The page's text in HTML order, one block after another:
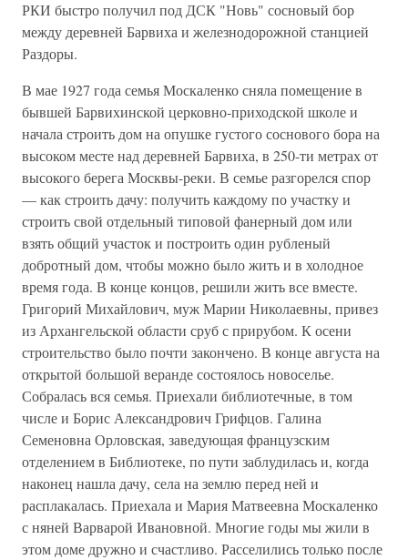
РКИ быстро получил под ДСК "Новь" сосновый бор
между деревней Барвиха и железнодорожной станцией
Раздоры.
В мае 1927 года семья Москаленко сняла помещение в
бывшей Барвихинской церковно-приходской школе и
начала строить дом на опушке густого соснового бора на
высоком месте над деревней Барвиха, в 250-ти метрах от
высокого берега Москвы-реки. В семье разгорелся спор
— как строить дачу: получить каждому по участку и
строить свой отдельный типовой фанерный дом или
взять общий участок и построить один рубленый
добротный дом, чтобы можно было жить и в холодное
время года. В конце концов, решили жить все вместе.
Григорий Михайлович, муж Марии Николаевны, привез
из Архангельской области сруб с прирубом. К осени
строительство было почти закончено. В конце августа на
открытой большой веранде состоялось новоселье.
Собралась вся семья. Приехали библиотечные, в том
числе и Борис Александрович Грифцов. Галина
Семеновна Орловская, заведующая французским
отделением в Библиотеке, по пути заблудилась и, когда
наконец нашла дачу, села на землю перед ней и
расплакалась. Приехала и Мария Матвеевна Москаленко
с няней Варварой Ивановной. Многие годы мы жили в
этом доме дружно и счастливо. Расселились только после